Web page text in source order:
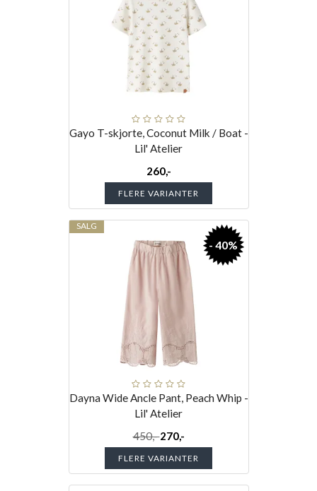
Gayo T-skjorte, Coconut Milk / Boat -
Lil' Atelier
260,-
FLERE VARIANTER
SALG
- 40%
Dayna Wide Ancle Pant, Peach Whip -
Lil' Atelier
450,-270,-
FLERE VARIANTER